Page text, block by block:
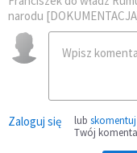
narodu
Zaloguj się lub
Twój